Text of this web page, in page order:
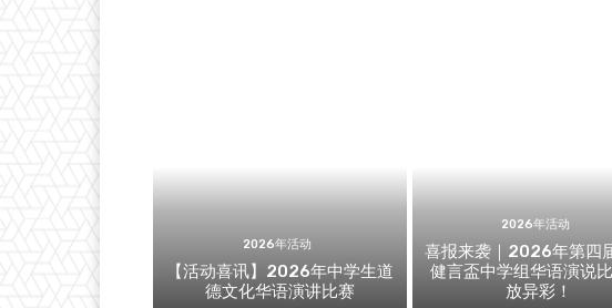
2026年活动
【活动喜讯】2026年中学生道
德文化华语演讲比赛
2026年活动
喜报来袭｜2026年第四
健言盃中学组华语演说
放异彩！